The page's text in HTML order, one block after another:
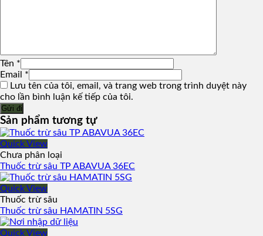
Tên *
Email *
Lưu tên của tôi, email, và trang web trong trình duyệt này
cho lần bình luận kế tiếp của tôi.
Sản phẩm tương tự
Quick View
Chưa phân loại
Thuốc trừ sâu TP ABAVUA 36EC
Quick View
Thuốc trừ sâu
Thuốc trừ sâu HAMATIN 5SG
Quick View